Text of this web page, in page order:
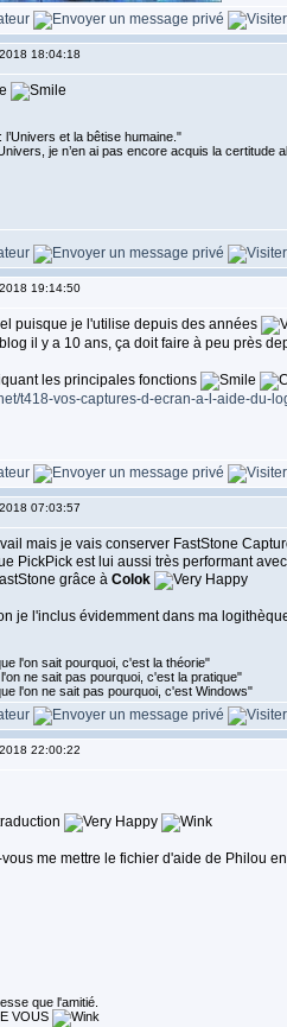
18:04:18
et la bêtise humaine."
je n’en ai pas encore acquis la certitude
19:14:50
puisque je l'utilise depuis des années
il y a 10 ans, ça doit faire à peu près
les principales fonctions
t418-vos-captures-d-ecran-a-l-aide-du-
07:03:57
mais je vais conserver FastStone
PickPick est lui aussi très performant
grâce à Colok
je l'inclus évidemment dans ma
l'on sait pourquoi, c'est la théorie"
ne sait pas pourquoi, c'est la pratique"
l'on ne sait pas pourquoi, c'est Windows"
22:00:22
me mettre le fichier d'aide de Philou
que l'amitié.
VOUS